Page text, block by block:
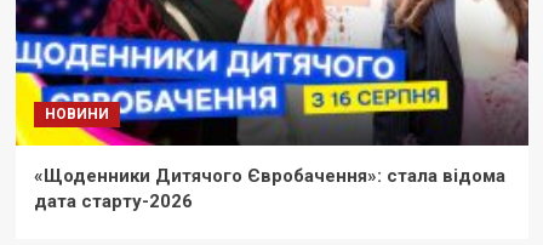
НОВИНИ
«Щоденники Дитячого Євробачення»: стала відома
дата старту-2026